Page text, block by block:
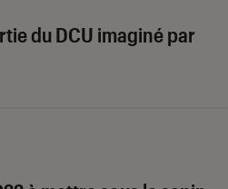
du DCU imaginé par